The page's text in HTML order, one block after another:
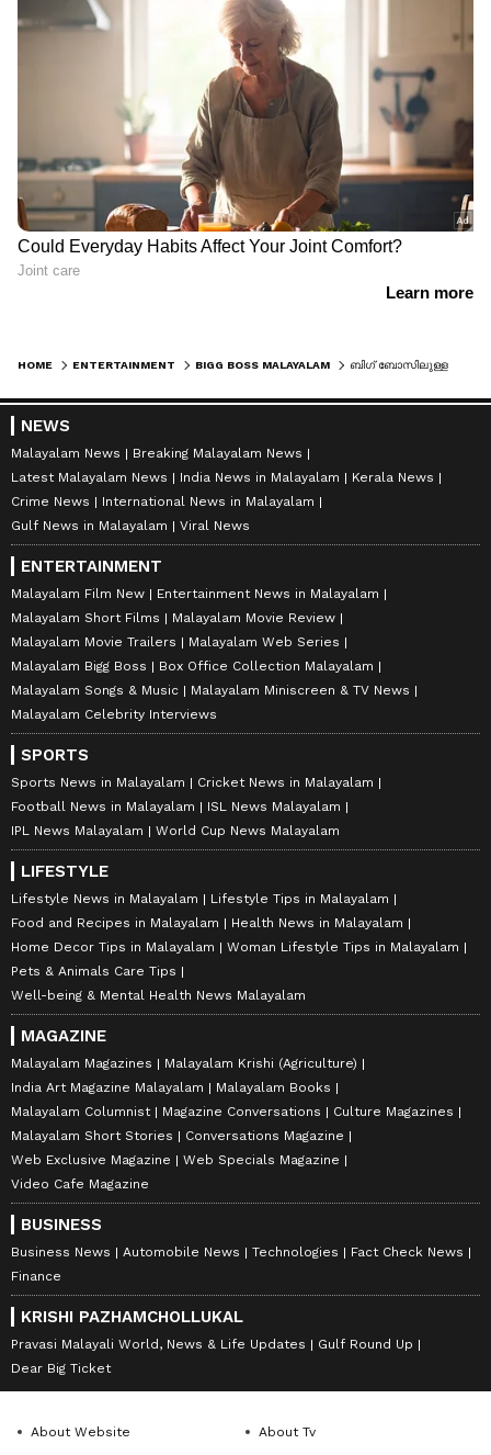
HOME ENTERTAINMENT BIGG BOSS MALAYALAM
NEWS
Malayalam News
Breaking Malayalam News
Latest Malayalam News
India News in Malayalam
Kerala News
Crime News
International News in Malayalam
Gulf News in Malayalam
Viral News
ENTERTAINMENT
Malayalam Film New
Entertainment News in Malayalam
Malayalam Short Films
Malayalam Movie Review
Malayalam Movie Trailers
Malayalam Web Series
Malayalam Bigg Boss
Box Office Collection Malayalam
Malayalam Songs & Music
Malayalam Miniscreen & TV News
Malayalam Celebrity Interviews
SPORTS
Sports News in Malayalam
Cricket News in Malayalam
Football News in Malayalam
ISL News Malayalam
IPL News Malayalam
World Cup News Malayalam
LIFESTYLE
Lifestyle News in Malayalam
Lifestyle Tips in Malayalam
Food and Recipes in Malayalam
Health News in Malayalam
Home Decor Tips in Malayalam
Woman Lifestyle Tips in Malayalam
Pets & Animals Care Tips
Well-being & Mental Health News Malayalam
MAGAZINE
Malayalam Magazines
Malayalam Krishi (Agriculture)
India Art Magazine Malayalam
Malayalam Books
Malayalam Columnist
Magazine Conversations
Culture Magazines
Malayalam Short Stories
Conversations Magazine
Web Exclusive Magazine
Web Specials Magazine
Video Cafe Magazine
BUSINESS
Business News Automobile News Technologies
Fact Check News
Finance
KRISHI PAZHAMCHOLLUKAL
Pravasi Malayali World, News & Life Updates
Gulf Round Up
Dear Big Ticket
About Website About Tv